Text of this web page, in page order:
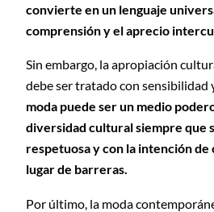
convierte en un lenguaje
comprensión y el aprecio
Sin embargo, la apropiación
debe ser tratado con sensibilidad
moda puede ser un medio
diversidad cultural siempre que
respetuosa y con la intención
lugar de barreras.
Por último, la moda